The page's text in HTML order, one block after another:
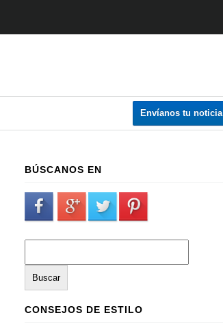
Envíanos tu noticia
BÚSCANOS EN
CONSEJOS DE ESTILO